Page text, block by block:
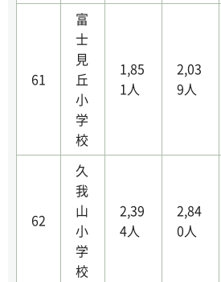
61
富
士
見
丘
小
学
校
1,85
1人
2,03
9人
62
久
我
山
小
学
校
2,39
4人
2,84
0人